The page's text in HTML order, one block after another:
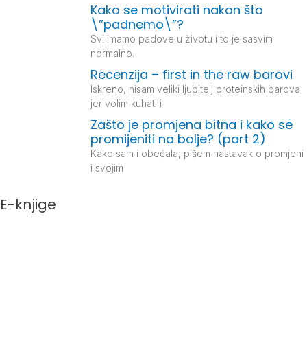
Kako se motivirati nakon što
\”padnemo\”?
Svi imamo padove u životu i to je sasvim
normalno.
Recenzija – first in the raw barovi
Iskreno, nisam veliki ljubitelj proteinskih barova
jer volim kuhati i
Zašto je promjena bitna i kako se
promijeniti na bolje? (part 2)
Kako sam i obećala, pišem nastavak o promjeni
i svojim
E-knjige